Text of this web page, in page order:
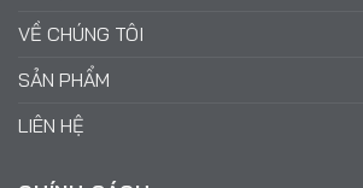
VỀ CHÚNG TÔI
SẢN PHẨM
LIÊN HỆ